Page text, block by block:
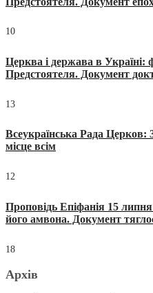
10
Церква і держава в Україні:
Предстоятеля. Документ
13
Всеукраїнська Рада Церков:
місце всім
12
Проповідь Епіфанія 15
його амвона. Документ
18
Архів